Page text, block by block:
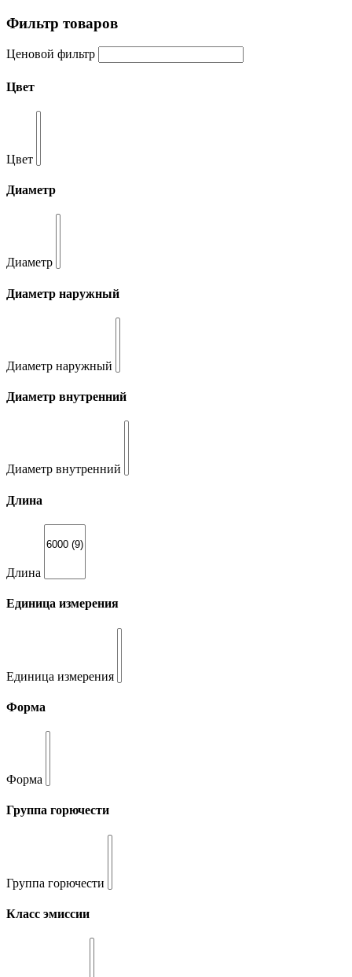
Фильтр товаров
Ценовой фильтр
Цвет
Цвет
Диаметр
Диаметр
Диаметр наружный
Диаметр наружный
Диаметр внутренний
Диаметр внутренний
Длина
Длина
Единица измерения
Единица измерения
Форма
Форма
Группа горючести
Группа горючести
Класс эмиссии